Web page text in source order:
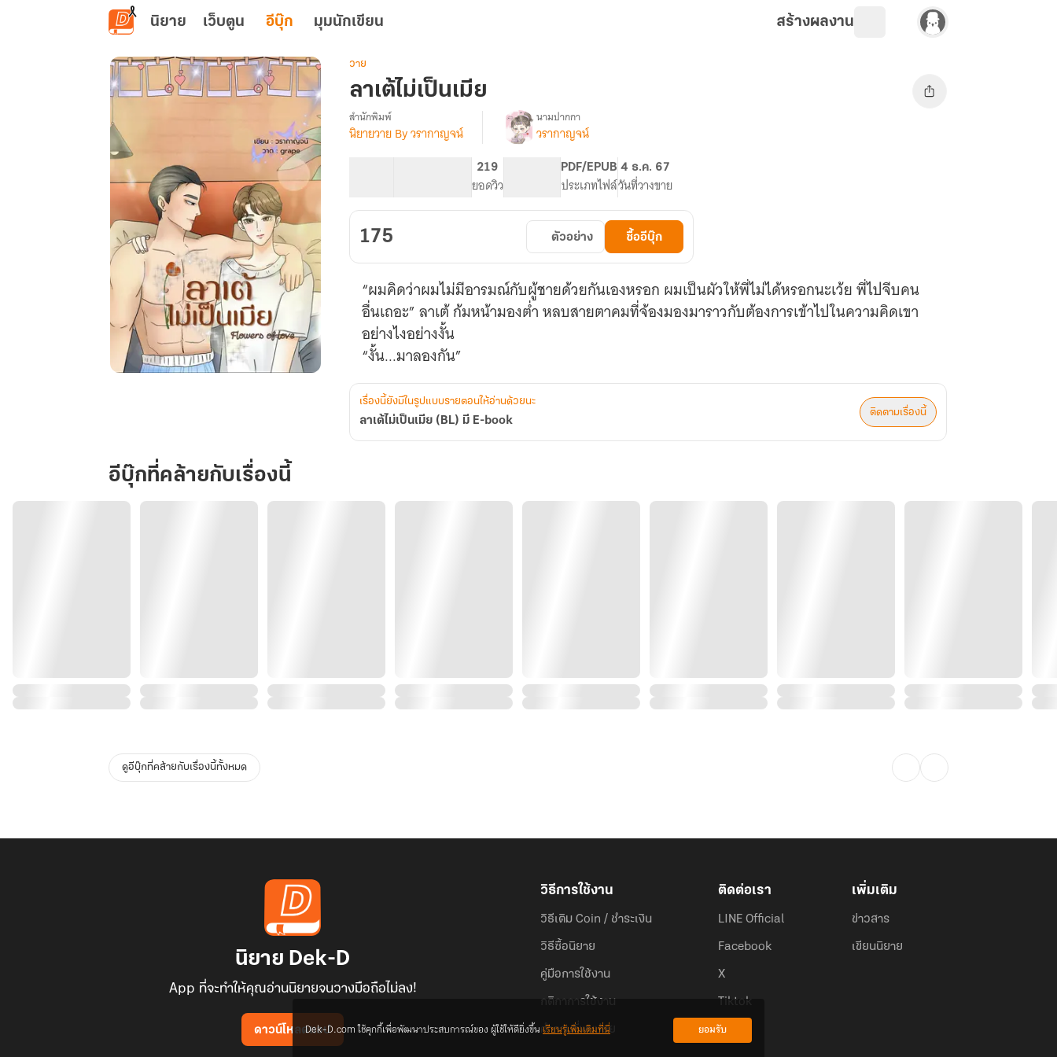
ข้ามไปยังเนื้อหาหลัก
นิยาย เว็บตูน อีบุ๊ก มุมนักเขียน สร้างผลงาน
วาย
ลาเต้ไม่เป็นเมีย
เรื่อง
เมีย
(BL)
E-
สำนักพิมพ์
นิยายวาย By วรากาญจน์
นามปากกา
วรากาญจน์
219
ยอดวิว
PDF/EPUB
ประเภทไฟล์
4 ธ.ค. 67
วันที่วางขาย
175 ตัวอย่าง ซื้ออีบุ๊ก
“ผมคิดว่าผมไม่มีอารมณ์กับผู้ชายด้วยกันเองหรอก ผมเป็นผัวให้พี่ไม่ได้หรอกนะเว้ย พี่ไปจีบคน
อื่นเถอะ” ลาเต้ ก้มหน้ามองต่ำ หลบสายตาคมที่จ้องมองมาราวกับต้องการเข้าไปในความคิดเขา
อย่างไงอย่างงั้น
“งั้น...มาลองกัน”
เรื่องนี้ยังมีในรูปแบบรายตอนให้อ่านด้วยนะ
ลาเต้ไม่เป็นเมีย (BL) มี E-book
ติดตามเรื่องนี้
อีบุ๊กที่คล้ายกับเรื่องนี้
ดูอีบุ๊กที่คล้ายกับเรื่องนี้ทั้งหมด
นิยาย Dek-D
App ที่จะทำให้คุณอ่านนิยายจนวางมือถือไม่ลง!
ดาวน์โหลดแอป
วิธีการใช้งาน
วิธีเติม Coin / ชำระเงิน
วิธีซื้อนิยาย
คู่มือการใช้งาน
กติกาการใช้งาน
คำถามที่พบบ่อย
ติดต่อเรา
LINE Official
Facebook
X
Tiktok
เพิ่มเติม
ข่าวสาร
เขียนนิยาย
Dek-D.com ใช้คุกกี้เพื่อพัฒนาประสบการณ์ของ ผู้ใช้ให้ดียิ่งขึ้นเรียนรู้เพิ่มเติมที่นี่ ยอมรับ